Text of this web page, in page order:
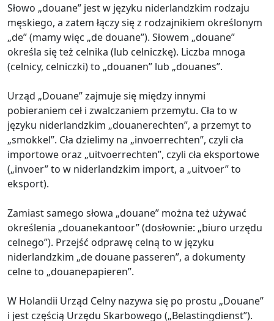
Słowo „douane” jest w języku niderlandzkim rodzaju
męskiego, a zatem łączy się z rodzajnikiem określonym
„de” (mamy więc „de douane”). Słowem „douane”
określa się też celnika (lub celniczkę). Liczba mnoga
(celnicy, celniczki) to „douanen” lub „douanes”.
Urząd „Douane” zajmuje się między innymi
pobieraniem ceł i zwalczaniem przemytu. Cła to w
języku niderlandzkim „douanerechten”, a przemyt to
„smokkel”. Cła dzielimy na „invoerrechten”, czyli cła
importowe oraz „uitvoerrechten”, czyli cła eksportowe
(„invoer” to w niderlandzkim import, a „uitvoer” to
eksport).
Zamiast samego słowa „douane” można też używać
określenia „douanekantoor” (dosłownie: „biuro urzędu
celnego”). Przejść odprawę celną to w języku
niderlandzkim „de douane passeren”, a dokumenty
celne to „douanepapieren”.
W Holandii Urząd Celny nazywa się po prostu „Douane”
i jest częścią Urzędu Skarbowego („Belastingdienst”).